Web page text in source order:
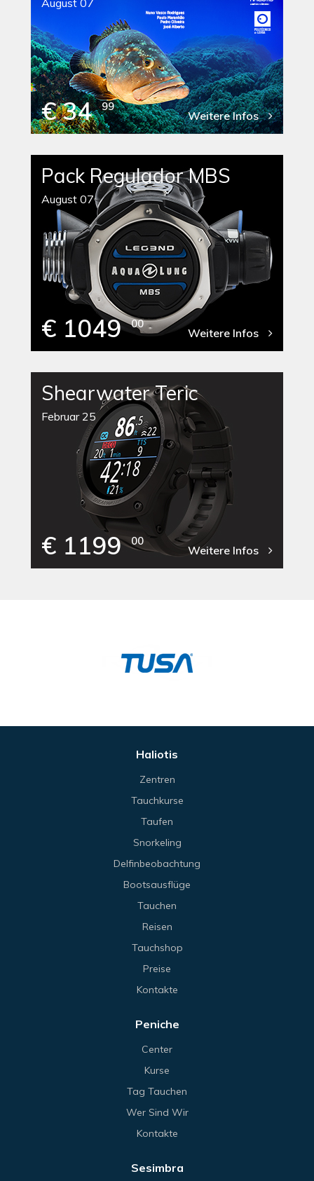
€ 34 99
Weitere Infos
Pack Regulador MBS
August 07
€ 1049 00
Weitere Infos
Shearwater Teric
Februar 25
€ 1199 00
Weitere Infos
Haliotis
Zentren
Tauchkurse
Taufen
Snorkeling
Delfinbeobachtung
Bootsausflüge
Tauchen
Reisen
Tauchshop
Preise
Kontakte
Peniche
Center
Kurse
Tag Tauchen
Wer Sind Wir
Kontakte
Sesimbra